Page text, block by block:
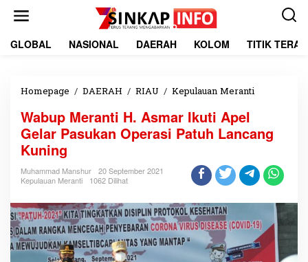
GLOBAL NASIONAL DAERAH KOLOM TITIK
Homepage / DAERAH / RIAU / Kepulauan Meranti
u
p
e
r
n
i
H
.
Wabup Meranti H. Asmar Ikuti Apel
Gelar Pasukan Operasi Patuh Lancang
Kuning
Muhammad Manshur
20 September 2021
Kepulauan Meranti
1062 Dilihat